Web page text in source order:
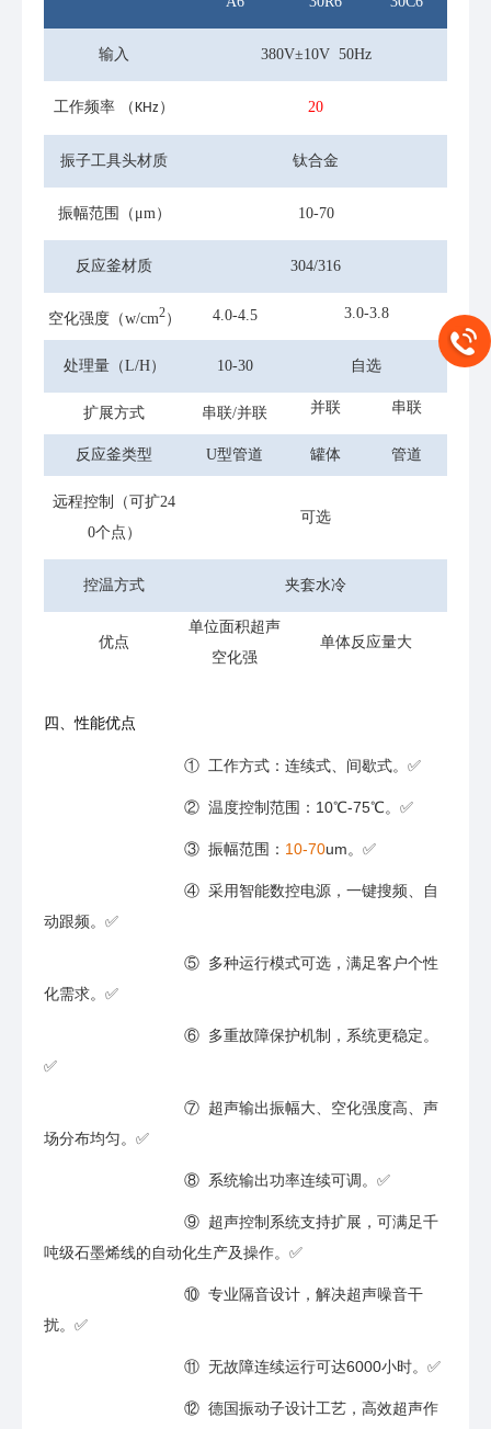
输入 380V±10V 50Hz
工作频率 （KHz） 20
振子工具头材质 钛合金
振幅范围（μm） 10-70
反应釜材质 304/316
空化强度（w/cm2） 4.0-4.5 3.0-3.8
处理量（L/H） 10-30 自选
扩展方式 串联/并联 并联 串联
反应釜类型 U型管道 罐体 管道
远程控制（可扩24
0个点）
可选
控温方式 夹套水冷
优点
单位面积超声
空化强
单体反应量大
四、性能优点
① 工作方式：连续式、间歇式。✅
② 温度控制范围：10℃-75℃。✅
③ 振幅范围： 10-70um。✅
④ 采用智能数控电源，一键搜频、自
动跟频。✅
⑤ 多种运行模式可选，满足客户个性
化需求。✅
⑥ 多重故障保护机制，系统更稳定。
✅
⑦ 超声输出振幅大、空化强度高、声
场分布均匀。✅
⑧ 系统输出功率连续可调。✅
⑨ 超声控制系统支持扩展，可满足千
吨级石墨烯线的自动化生产及操作。✅
⑩ 专业隔音设计，解决超声噪音干
扰。✅
⑪ 无故障连续运行可达6000小时。✅
⑫ 德国振动子设计工艺，高效超声作